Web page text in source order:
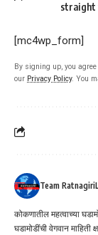
straight
[mc4wp_form]
By signing up, you
our Privacy Policy. You
Team
कोकणातील महत्वाच्या
घडामोडींची वेगवान माहिती